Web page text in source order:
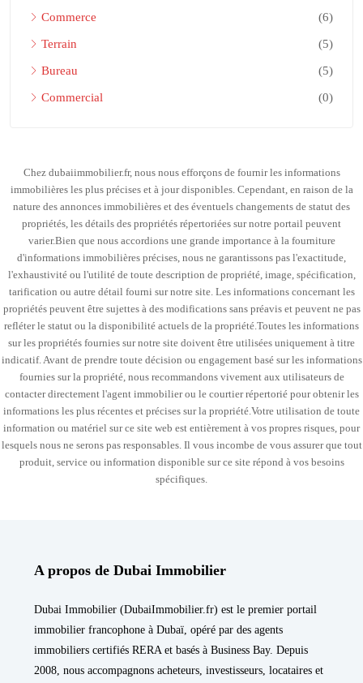
Commerce (6)
Terrain (5)
Bureau (5)
Commercial (0)
Chez dubaiimmobilier.fr, nous nous efforçons de fournir les informations
immobilières les plus précises et à jour disponibles. Cependant, en raison de la
nature des annonces immobilières et des éventuels changements de statut des
propriétés, les détails des propriétés répertoriées sur notre portail peuvent
varier.Bien que nous accordions une grande importance à la fourniture
d'informations immobilières précises, nous ne garantissons pas l'exactitude,
l'exhaustivité ou l'utilité de toute description de propriété, image, spécification,
tarification ou autre détail fourni sur notre site. Les informations concernant les
propriétés peuvent être sujettes à des modifications sans préavis et peuvent ne pas
refléter le statut ou la disponibilité actuels de la propriété.Toutes les informations
sur les propriétés fournies sur notre site doivent être utilisées uniquement à titre
indicatif. Avant de prendre toute décision ou engagement basé sur les informations
fournies sur la propriété, nous recommandons vivement aux utilisateurs de
contacter directement l'agent immobilier ou le courtier répertorié pour obtenir les
informations les plus récentes et précises sur la propriété.Votre utilisation de toute
information ou matériel sur ce site web est entièrement à vos propres risques, pour
lesquels nous ne serons pas responsables. Il vous incombe de vous assurer que tout
produit, service ou information disponible sur ce site répond à vos besoins
spécifiques.
A propos de Dubai Immobilier
Dubai Immobilier (DubaiImmobilier.fr) est le premier portail
immobilier francophone à Dubaï, opéré par des agents
immobiliers certifiés RERA et basés à Business Bay. Depuis
2008, nous accompagnons acheteurs, investisseurs, locataires et